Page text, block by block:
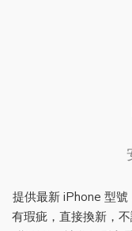
提供最新 iPhone 型
有瑕疵，直接換新，